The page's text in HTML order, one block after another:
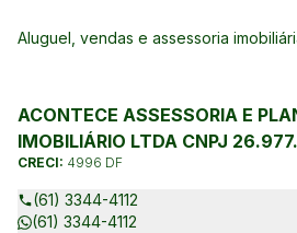
Aluguel, vendas e assessoria
ACONTECE ASSESSORIA E
IMOBILIÁRIO LTDA CNPJ
CRECI: 4996 DF
(61) 3344-4112
(61) 3344-4112